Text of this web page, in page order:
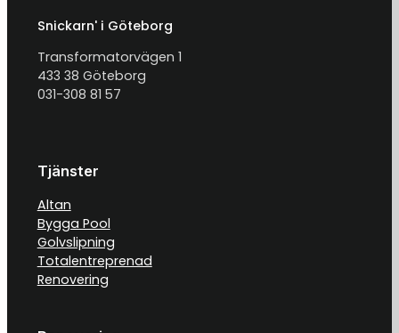
Snickarn' i Göteborg
Transformatorvägen 1
433 38 Göteborg
031-308 81 57
Tjänster
Altan
Bygga Pool
Golvslipning
Totalentreprenad
Renovering